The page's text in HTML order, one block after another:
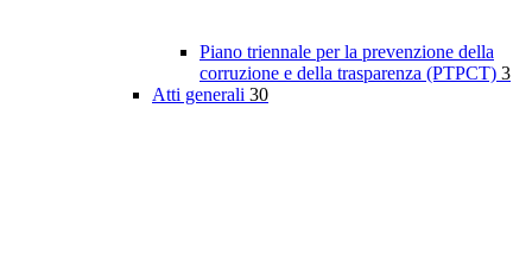
Piano triennale per la prevenzione della
corruzione e della trasparenza (PTPCT) 3
Atti generali 30